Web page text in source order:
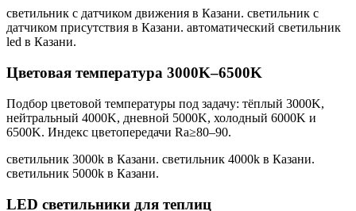
светильник с датчиком движения в Казани. светильник с
датчиком присутствия в Казани. автоматический светильник
led в Казани.
Цветовая температура 3000K–6500K
Подбор цветовой температуры под задачу: тёплый 3000K,
нейтральный 4000K, дневной 5000K, холодный 6000K и
6500K. Индекс цветопередачи Ra≥80–90.
светильник 3000k в Казани. светильник 4000k в Казани.
светильник 5000k в Казани.
LED светильники для теплиц